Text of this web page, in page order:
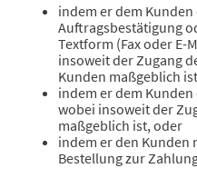
indem er dem
Auftragsbestätigung
Textform (Fax oder
insoweit der Zugang
Kunden maßgeblich
indem er dem
wobei insoweit der
maßgeblich ist, oder
indem er den Kunden
Bestellung zur